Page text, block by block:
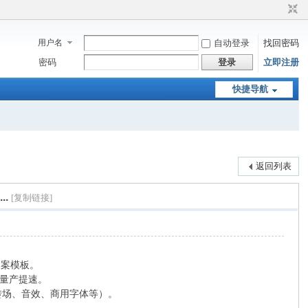
用户名 自动登录
找回密码
密码
登录 立即注册
快捷导航
返回列表
[复制链接]
模板。
产提速。
、音效、商用字体等）。